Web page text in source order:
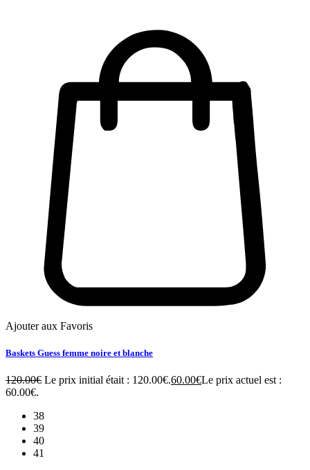
Ajouter aux Favoris
Baskets Guess femme noire et blanche
120.00€ Le prix initial était : 120.00€.60.00€Le prix actuel est :
60.00€.
38
39
40
41